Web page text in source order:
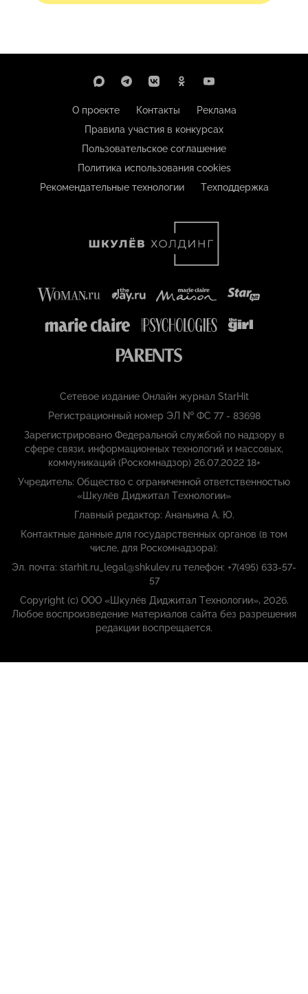
О проекте Контакты
Реклама
Правила участия в конкурсах
Пользовательское соглашение
Политика использования cookies
Рекомендательные технологии
Техподдержка
Сетевое издание Онлайн журнал StarHit
Регистрационный номер ЭЛ № ФС 77 - 83698
Зарегистрировано Федеральной службой по надзору в
сфере связи, информационных технологий и массовых,
коммуникаций (Роскомнадзор) 26.07.2022 18+
Учредитель: Общество с ограниченной ответственностью
«Шкулёв Диджитал Технологии»
Главный редактор: Ананьина А. Ю.
Контактные данные для государственных органов (в том
числе, для Роскомнадзора):
Эл. почта: starhit.ru_legal@shkulev.ru телефон: +7(495) 633-57-
57
Copyright (с) ООО «Шкулёв Диджитал Технологии», 2026.
Любое воспроизведение материалов сайта без разрешения
редакции воспрещается.